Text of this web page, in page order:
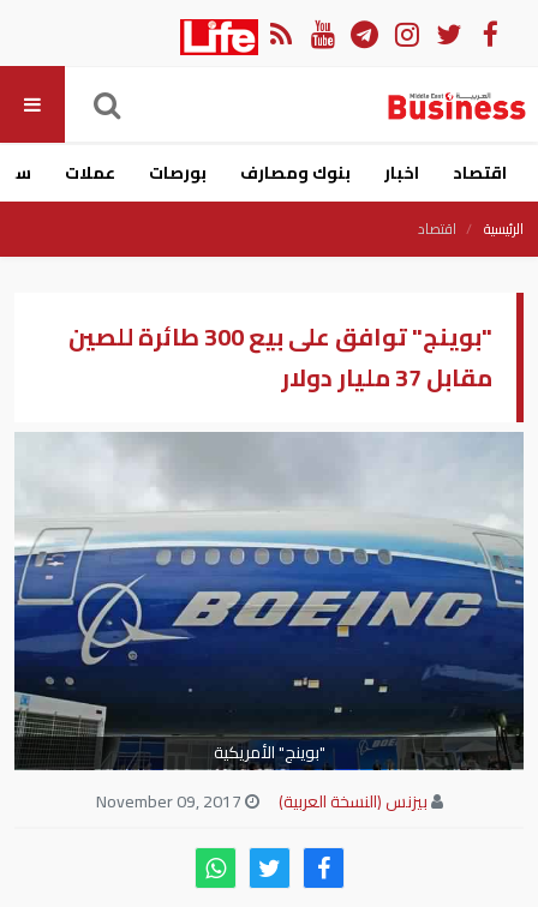
اقتصاد اخبار بنوك ومصارف بورصات عملات
الرئيسية اقتصاد
"بوينج" توافق على بيع 300 طائرة للصين
مقابل 37 مليار دولار
"بوينج" الأمريكية
بيزنس (النسخة العربية)